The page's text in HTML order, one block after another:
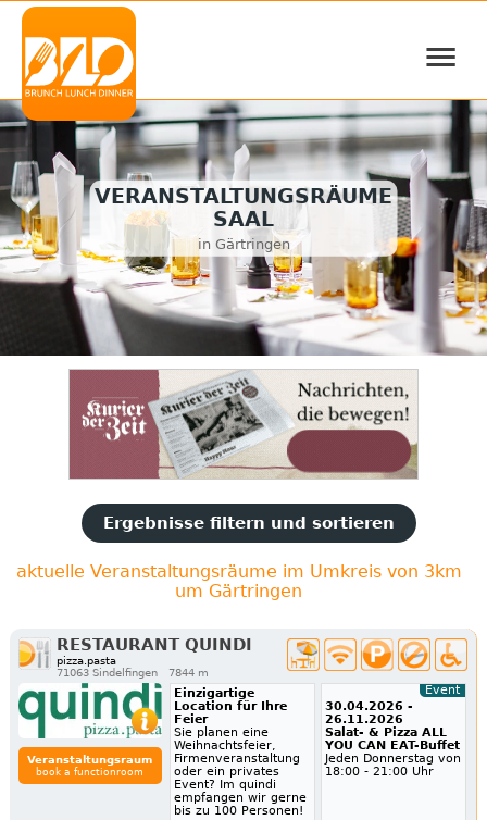
≡
VERANSTALTUNGSRÄUME
SAAL
in Gärtringen
Ergebnisse filtern und sortieren
aktuelle Veranstaltungsräume im Umkreis von 3km
um Gärtringen
RESTAURANT QUINDI
pizza.pasta
71063 Sindelfingen
7844 m
Veranstaltungsraum
book a functionroom
Einzigartige
Location für Ihre
Feier
Sie planen eine
Weihnachtsfeier,
Firmenveranstaltung
oder ein privates
Event? Im quindi
empfangen wir gerne
bis zu 100 Personen!
Event
30.04.2026 -
26.11.2026
Salat- & Pizza ALL
YOU CAN EAT-Buffet
Jeden Donnerstag von
18:00 - 21:00 Uhr